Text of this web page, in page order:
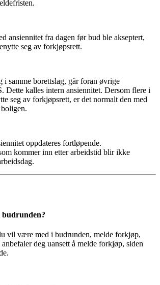
ansiennitet fra dagen før bud ble akseptert,
seg av forkjøpsrett.
i samme borettslag, går foran øvrige
Dette kalles intern ansiennitet. Dersom flere i
seg av forkjøpsrett, er det normalt den med
oppdateres fortløpende.
kommer inn etter arbeidstid blir ikke
vil være med i budrunden, melde forkjøp,
deg uansett å melde forkjøp, siden